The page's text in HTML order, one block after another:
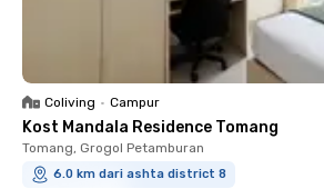
Coliving • Campur
Kost Mandala Residence Tomang
Tomang, Grogol Petamburan
6.0 km dari ashta district 8